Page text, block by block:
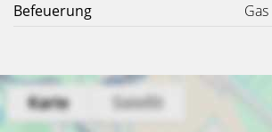
Befeuerung
Gas